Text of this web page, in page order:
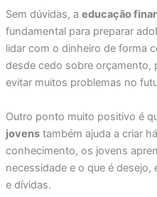
Sem dúvidas, a educação
fundamental para preparar
lidar com o dinheiro de forma
desde cedo sobre orçamento,
evitar muitos problemas no
Outro ponto muito positivo é
jovenstambém ajuda a criar
conhecimento, os jovens
necessidade e o que é
e dívidas.